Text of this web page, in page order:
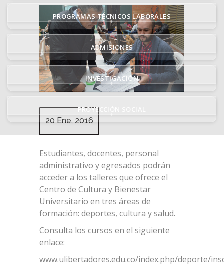
PROGRAMAS TÉCNICOS LABORALES
+
ADMISIONES
+
INVESTIGACIÓN
+
PROYECCIÓN SOCIAL
+
20 Ene, 2016
Estudiantes, docentes, personal
administrativo y egresados podrán
acceder a los talleres que ofrece el
Centro de Cultura y Bienestar
Universitario en tres áreas de
formación: deportes, cultura y salud.
Consulta los cursos en el siguiente
enlace:
www.ulibertadores.edu.co/index.php/deporte/